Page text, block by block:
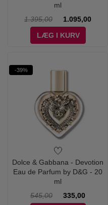
ml
1.395,00
1.095,00
LÆG I KURV
-39%
Dolce & Gabbana - Devotion
Eau de Parfum by D&G - 20
ml
545,00
335,00